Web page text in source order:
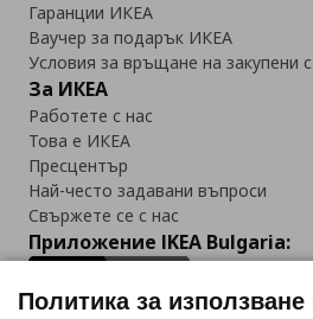
Гаранции ИКЕА
Ваучер за подарък ИКЕА
Условия за връщане на закупени
За ИКЕА
Работете с нас
Това е ИКЕА
Пресцентър
Най-често задавани въпроси
Свържете се с нас
Приложение IKEA Bulgaria:
Политика за използване